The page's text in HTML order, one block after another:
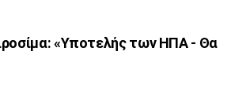
«Υποτελής των ΗΠΑ - Θα